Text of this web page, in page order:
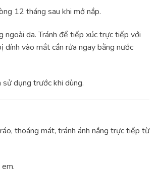
12 tháng sau khi mở nắp.
ngoài da. Tránh để tiếp xúc trực tiếp với
dính vào mắt cần rửa ngay bằng nước
dụng trước khi dùng.
thoáng mát, tránh ánh nắng trực tiếp từ